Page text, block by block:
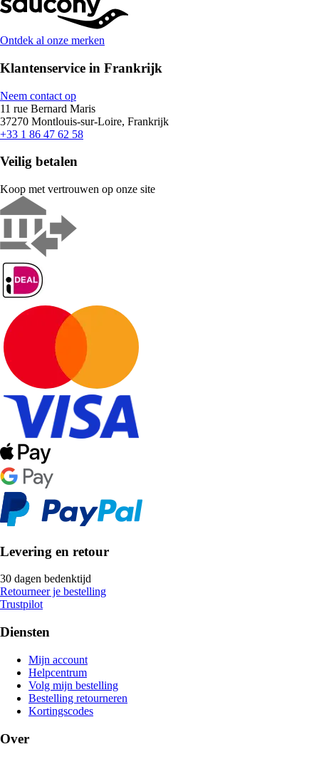
Ontdek al onze merken
Klantenservice in Frankrijk
Neem contact op
11 rue Bernard Maris
37270 Montlouis-sur-Loire, Frankrijk
+33 1 86 47 62 58
Veilig betalen
Koop met vertrouwen op onze site
Levering en retour
30 dagen bedenktijd
Retourneer je bestelling
Trustpilot
Diensten
Mijn account
Helpcentrum
Volg mijn bestelling
Bestelling retourneren
Kortingscodes
Over